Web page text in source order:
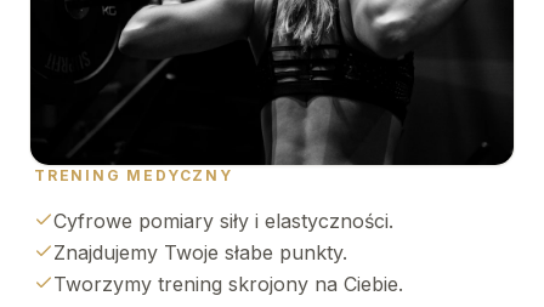
TRENING MEDYCZNY
Cyfrowe pomiary siły i elastyczności.
Znajdujemy Twoje słabe punkty.
Tworzymy trening skrojony na Ciebie.